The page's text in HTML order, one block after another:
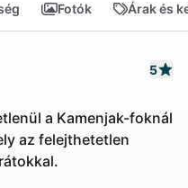
Fotók Árak és
5
a Kamenjak-foknál
az felejthetetlen